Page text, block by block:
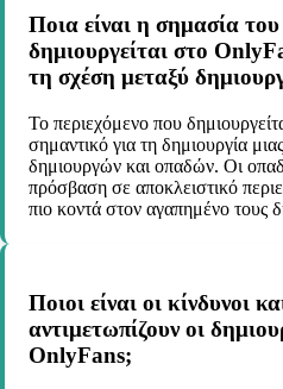
Ποια είναι η σημασία
δημιουργείται στο
τη σχέση μεταξύ
Το περιεχόμενο που
σημαντικό για τη δημιουργία
δημιουργών και οπαδών. Οι
πρόσβαση σε αποκλειστικό
πιο κοντά στον αγαπημένο τους
Ποιοι είναι οι κίνδυνοι
αντιμετωπίζουν οι
OnlyFans;